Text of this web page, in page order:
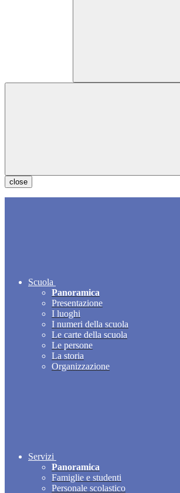
close
Scuola
Panoramica
Presentazione
I luoghi
I numeri della scuola
Le carte della scuola
Le persone
La storia
Organizzazione
Servizi
Panoramica
Famiglie e studenti
Personale scolastico